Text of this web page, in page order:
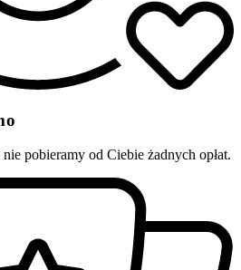
pobieramy od Ciebie żadnych opłat.